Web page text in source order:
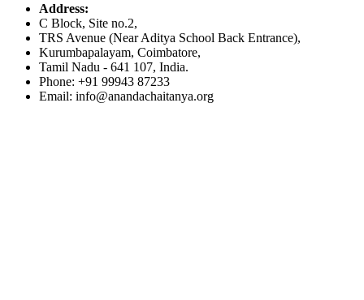
Address:
C Block, Site no.2,
TRS Avenue (Near Aditya School Back Entrance),
Kurumbapalayam, Coimbatore,
Tamil Nadu - 641 107, India.
Phone: +91 99943 87233
Email: info@anandachaitanya.org